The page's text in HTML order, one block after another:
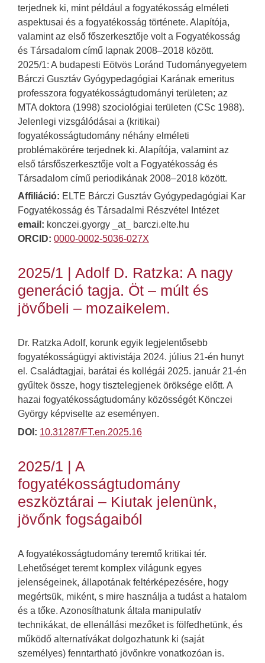
terjednek ki, mint például a fogyatékosság elméleti
aspektusai és a fogyatékosság története. Alapítója,
valamint az első főszerkesztője volt a Fogyatékosság
és Társadalom című lapnak 2008–2018 között.
2025/1: A budapesti Eötvös Loránd Tudományegyetem
Bárczi Gusztáv Gyógypedagógiai Karának emeritus
professzora fogyatékosságtudományi területen; az
MTA doktora (1998) szociológiai területen (CSc 1988).
Jelenlegi vizsgálódásai a (kritikai)
fogyatékosságtudomány néhány elméleti
problémakörére terjednek ki. Alapítója, valamint az
első társfőszerkesztője volt a Fogyatékosság és
Társadalom című periodikának 2008–2018 között.
Affiliáció: ELTE Bárczi Gusztáv Gyógypedagógiai Kar
Fogyatékosság és Társadalmi Részvétel Intézet
email: konczei.gyorgy _at_ barczi.elte.hu
ORCID: 0000-0002-5036-027X
2025/1 | Adolf D. Ratzka: A nagy
generáció tagja. Öt – múlt és
jövőbeli – mozaikelem.
Dr. Ratzka Adolf, korunk egyik legjelentősebb
fogyatékosságügyi aktivistája 2024. július 21-én hunyt
el. Családtagjai, barátai és kollégái 2025. január 21-én
gyűltek össze, hogy tisztelegjenek öröksége előtt. A
hazai fogyatékosságtudomány közösségét Könczei
György képviselte az eseményen.
DOI: 10.31287/FT.en.2025.16
2025/1 | A
fogyatékosságtudomány
eszköztárai – Kiutak jelenünk,
jövőnk fogságaiból
A fogyatékosságtudomány teremtő kritikai tér.
Lehetőséget teremt komplex világunk egyes
jelenségeinek, állapotának feltérképezésére, hogy
megértsük, miként, s mire használja a tudást a hatalom
és a tőke. Azonosíthatunk általa manipulatív
technikákat, de ellenállási mezőket is fölfedhetünk, és
működő alternatívákat dolgozhatunk ki (saját
személyes) fenntartható jövőnkre vonatkozóan is.